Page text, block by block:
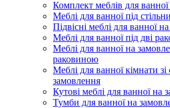
Комплект меблів для
Меблі для ванної під
Підвісні меблі для ванної
Меблі для ванної під дві
Меблі для ванної на
раковиною
Меблі для ванної кімнати
замовлення
Кутові меблі для ванної на
Тумби для ванної на